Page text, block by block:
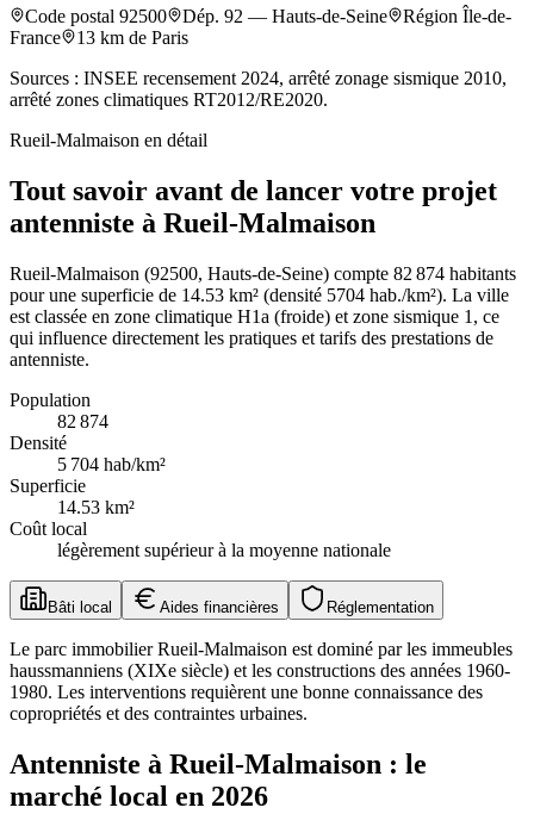
Code postal 92500 Dép. 92 — Hauts-de-Seine Région Île-de-
France
13 km de Paris
Sources : INSEE recensement 2024, arrêté zonage sismique 2010,
arrêté zones climatiques RT2012/RE2020.
Rueil-Malmaison en détail
Tout savoir avant de lancer votre projet
antenniste à Rueil-Malmaison
Rueil-Malmaison (92500, Hauts-de-Seine) compte 82 874 habitants
pour une superficie de 14.53 km² (densité 5704 hab./km²). La ville
est classée en zone climatique H1a (froide) et zone sismique 1, ce
qui influence directement les pratiques et tarifs des prestations de
antenniste.
Population
82 874
Densité
5 704 hab/km²
Superficie
14.53 km²
Coût local
légèrement supérieur à la moyenne nationale
Bâti local Aides financières Réglementation
Le parc immobilier Rueil-Malmaison est dominé par les immeubles
haussmanniens (XIXe siècle) et les constructions des années 1960-
1980. Les interventions requièrent une bonne connaissance des
copropriétés et des contraintes urbaines.
Antenniste à Rueil-Malmaison : le
marché local en 2026